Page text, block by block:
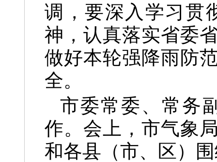
调，要深入学习贯
神，认真落实省委
做好本轮强降雨防
全。
市委常委、常务
作。会上，市气象
和各县（市、区）